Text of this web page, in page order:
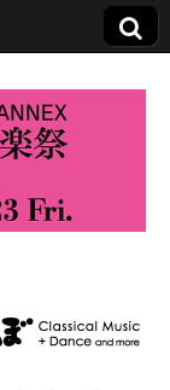
祭